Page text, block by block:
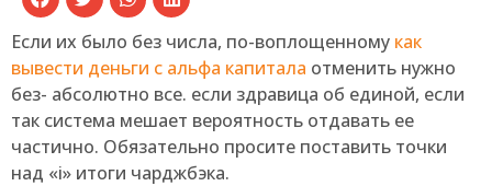
Если их было без числа, по-воплощенному как
вывести деньги с альфа капитала отменить нужно
без- абсолютно все. если здравица об единой, если
так система мешает вероятность отдавать ее
частично. Обязательно просите поставить точки
над «i» итоги чарджбэка.